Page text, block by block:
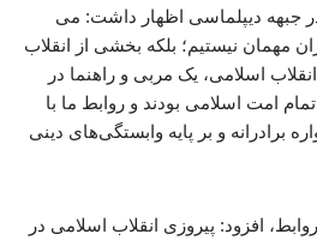
جبهه دیپلماسی اظهار داشت: می
مهمان نیستیم؛ بلکه بخشی از انقلاب
اسلامی، یک مربی و راهنما در
امت اسلامی بودند و روابط ما با
برادرانه و بر پایه وابستگی‌های دینی
افزود: پیروزی انقلاب اسلامی در